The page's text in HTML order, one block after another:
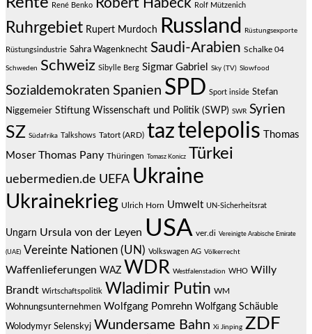
René Benko Rolf Mützenich
Ruhrgebiet Rupert Murdoch Russland Rüstungsexporte
Rüstungsindustrie Sahra Wagenknecht Saudi-Arabien Schalke 04
Schweden Schweiz Sibylle Berg Sigmar Gabriel Sky (TV) Slowfood
Sozialdemokraten Spanien SPD Sport inside Stefan
Niggemeier Stiftung Wissenschaft und Politik (SWP) SWR Syrien
SZ Südafrika Talkshows Tatort (ARD) taztelepolis Thomas
Moser Thomas Pany Thüringen Tomasz Konicz Türkei
uebermedien.de UEFA Ukraine
Ukrainekrieg Ulrich Horn Umwelt UN-Sicherheitsrat
Ungarn Ursula von der Leyen USA ver.di Vereinigte Arabische Emirate
(UAE) Vereinte Nationen (UN) Volkswagen AG Völkerrecht
Waffenlieferungen WAZ WDR Westfalenstadion WHO Willy
Brandt Wirtschaftspolitik Wladimir Putin WM
Wohnungsunternehmen Wolfgang Pomrehn Wolfgang Schäuble
Wolodymyr Selenskyj Wundersame Bahn Xi Jinping ZDF